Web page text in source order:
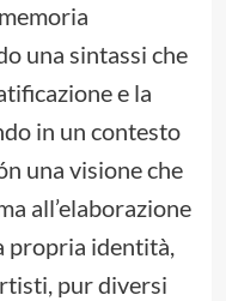
una sintassi che
e la
in un contesto
una visione che
all’elaborazione
propria identità,
pur diversi